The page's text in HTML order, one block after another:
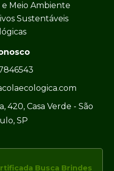
Meio Ambiente
Sustentáveis
420, Casa Verde - São
SP
Busca Brindes